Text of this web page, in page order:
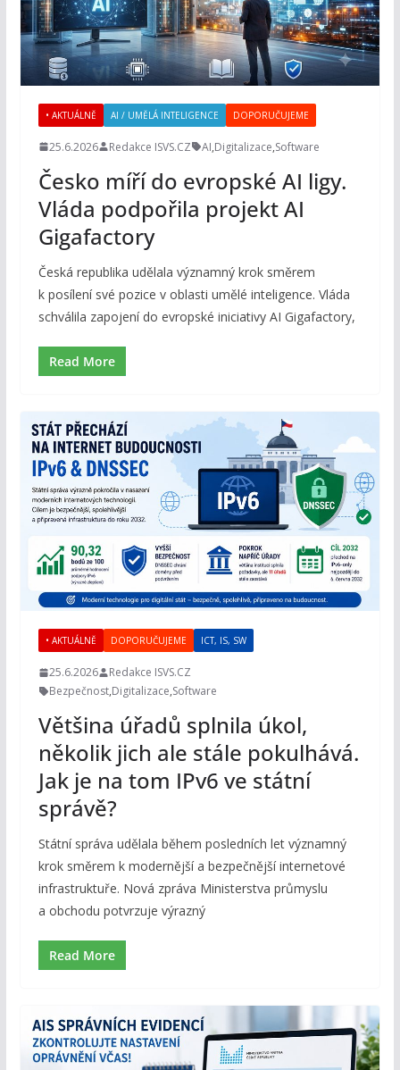
• AKTUÁLNĚ AI / UMĚLÁ INTELIGENCE DOPORUČUJEME
25.6.2026 Redakce ISVS.CZ AI,Digitalizace,Software
Česko míří do evropské AI ligy.
Vláda podpořila projekt AI
Gigafactory
Česká republika udělala významný krok směrem
k posílení své pozice v oblasti umělé inteligence. Vláda
schválila zapojení do evropské iniciativy AI Gigafactory,
Read More
• AKTUÁLNĚ DOPORUČUJEME ICT, IS, SW
25.6.2026
Redakce ISVS.CZ
Bezpečnost,Digitalizace,Software
Většina úřadů splnila úkol,
několik jich ale stále pokulhává.
Jak je na tom IPv6 ve státní
správě?
Státní správa udělala během posledních let významný
krok směrem k modernější a bezpečnější internetové
infrastruktuře. Nová zpráva Ministerstva průmyslu
a obchodu potvrzuje výrazný
Read More